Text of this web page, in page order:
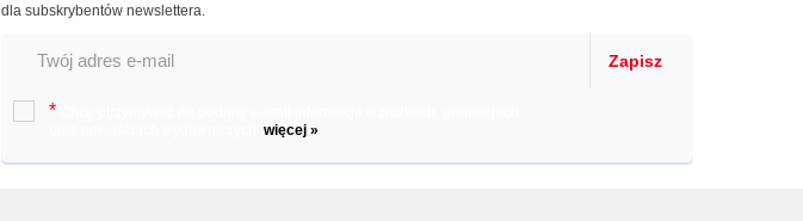
dla subskrybentów newslettera.
Zapisz
*
więcej »